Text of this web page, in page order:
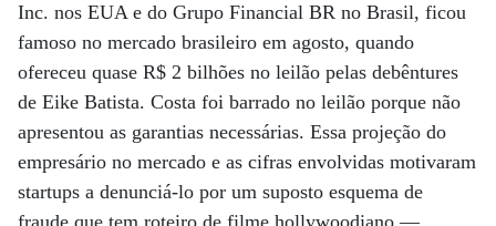
Inc. nos EUA e do Grupo Financial BR no Brasil, ficou
famoso no mercado brasileiro em agosto, quando
ofereceu quase R$ 2 bilhões no leilão pelas debêntures
de Eike Batista. Costa foi barrado no leilão porque não
apresentou as garantias necessárias. Essa projeção do
empresário no mercado e as cifras envolvidas motivaram
startups a denunciá-lo por um suposto esquema de
fraude que tem roteiro de filme hollywoodiano —